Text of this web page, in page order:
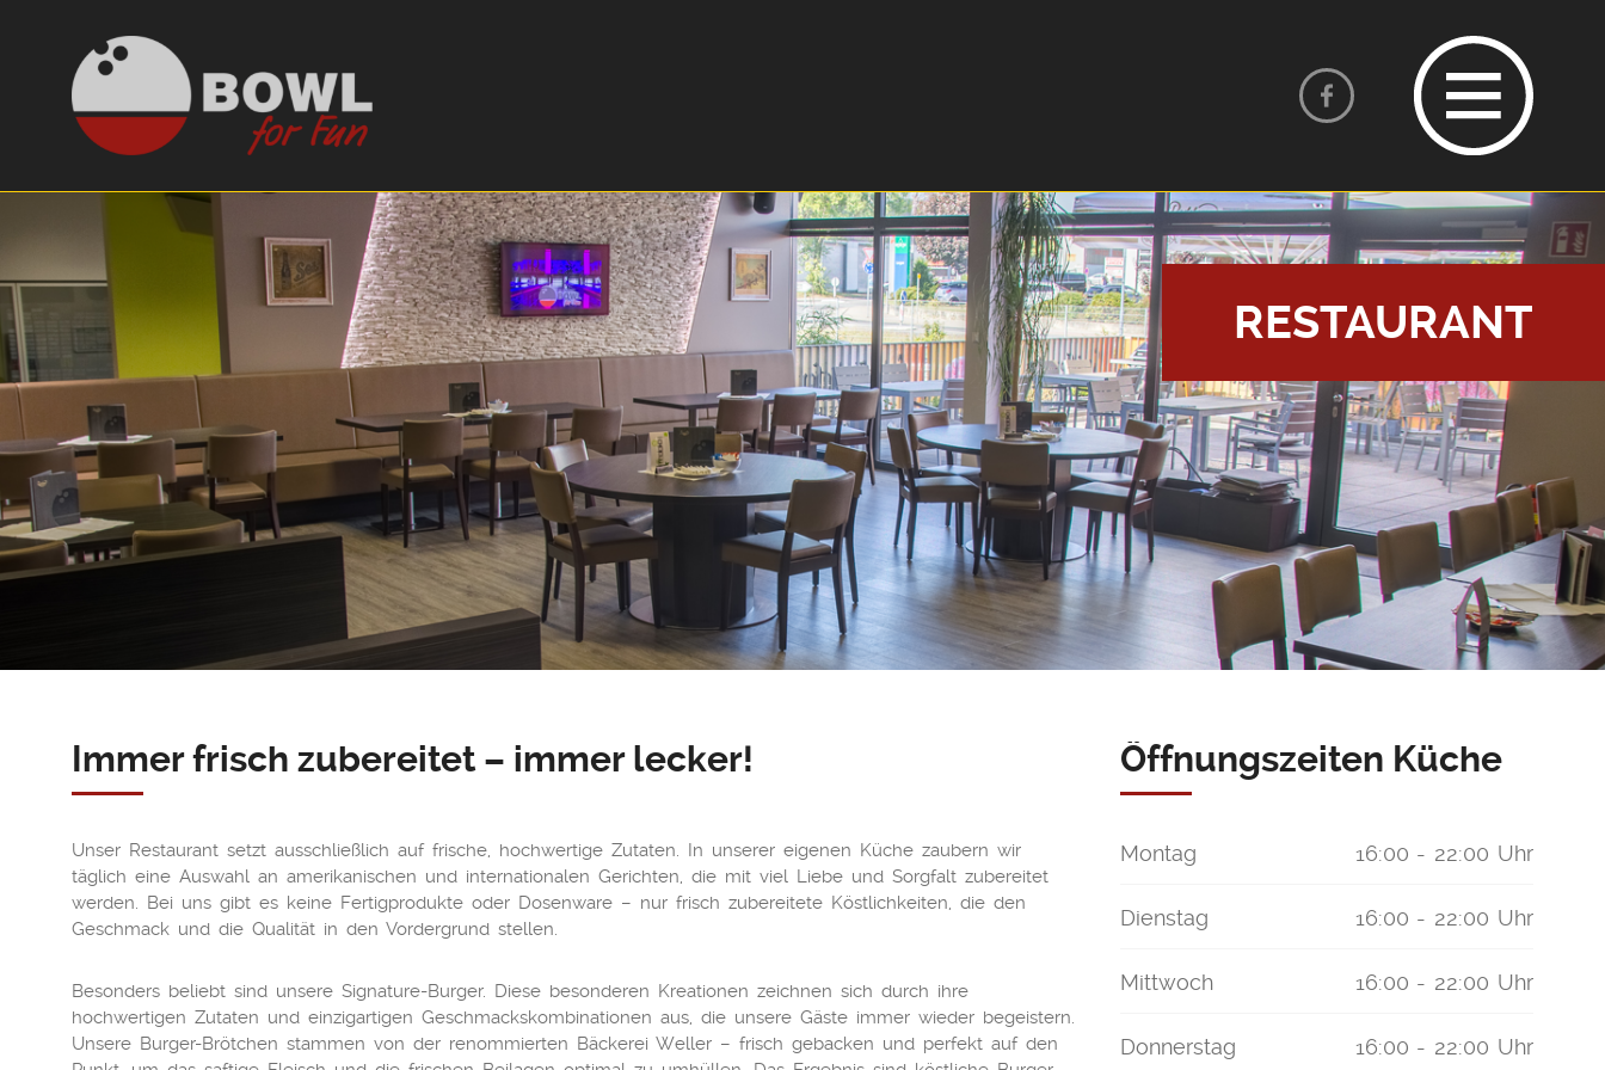
RESTAURANT
Immer frisch zubereitet – immer lecker!
Unser Restaurant setzt ausschließlich auf frische, hochwertige Zutaten. In unserer eigenen Küche zaubern wir
täglich eine Auswahl an amerikanischen und internationalen Gerichten, die mit viel Liebe und Sorgfalt zubereitet
werden. Bei uns gibt es keine Fertigprodukte oder Dosenware – nur frisch zubereitete Köstlichkeiten, die den
Geschmack und die Qualität in den Vordergrund stellen.
Besonders beliebt sind unsere Signature-Burger. Diese besonderen Kreationen zeichnen sich durch ihre
hochwertigen Zutaten und einzigartigen Geschmackskombinationen aus, die unsere Gäste immer wieder begeistern.
Unsere Burger-Brötchen stammen von der renommierten Bäckerei Weller – frisch gebacken und perfekt auf den
Öffnungszeiten Küche
Montag 16:00 - 22:00 Uhr
Dienstag 16:00 - 22:00 Uhr
Mittwoch 16:00 - 22:00 Uhr
Donnerstag 16:00 - 22:00 Uhr